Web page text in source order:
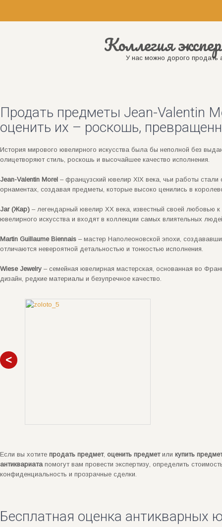
Коллегия
У нас можно дорого продать
Продать предметы Jean-Valentin
оценить их – роскошь,
История мирового ювелирного искусства была бы неполной без
олицетворяют стиль, роскошь и высочайшее качество исполнения.
Jean-Valentin Morel – французский ювелир XIX века, чьи работы
орнаментах, создавая предметы, которые высоко ценились в
Jar (Жар) – легендарный ювелир XX века, известный своей любовью
ювелирного искусства и входят в коллекции самых влиятельных
Martin Guillaume Biennais – мастер Наполеоновской эпохи,
отличаются невероятной детальностью и тонкостью исполнения.
Wiese Jewelry – семейная ювелирная мастерская, основанная во
дизайн, редкие материалы и безупречное качество.
Если вы хотите продать предмет, оценить предметили купить
антиквариатапомогут вам провести экспертизу, определить
конфиденциальность и прозрачные сделки.
Бесплатная оценка антикварных